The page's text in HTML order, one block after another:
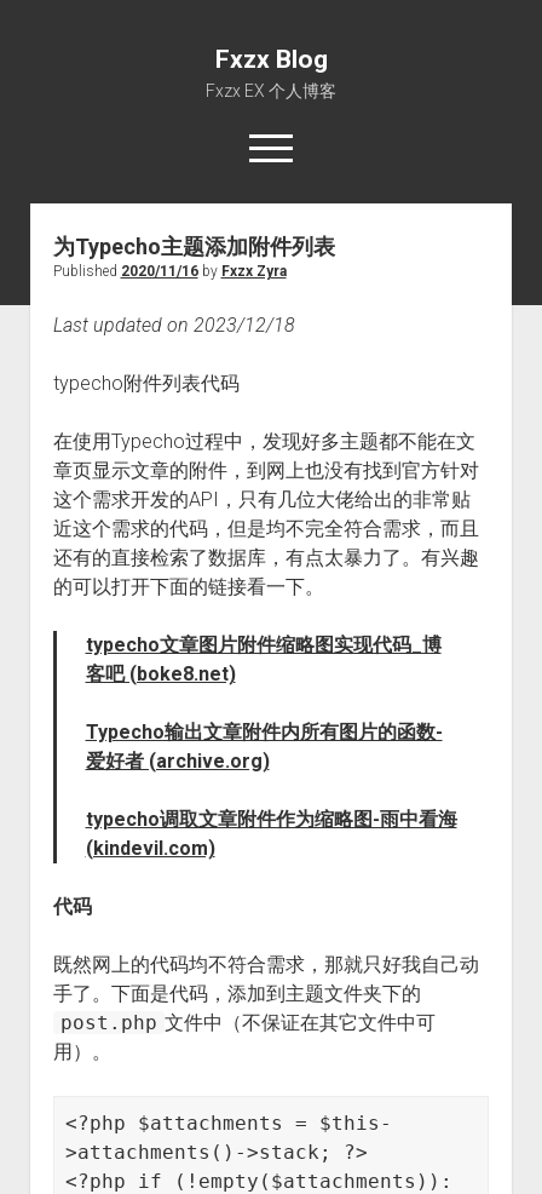
Fxzx Blog
Fxzx EX 个人博客
open
menu
rss email-form
首页
文章
为Typecho主题添加附件列表
Published 2020/11/16by Fxzx Zyra
Last updated on 2023/12/18
typecho附件列表代码
在使用Typecho过程中，发现好多主题都不能在文
章页显示文章的附件，到网上也没有找到官方针对
这个需求开发的API，只有几位大佬给出的非常贴
近这个需求的代码，但是均不完全符合需求，而且
还有的直接检索了数据库，有点太暴力了。有兴趣
的可以打开下面的链接看一下。
typecho文章图片附件缩略图实现代码_博
客吧 (boke8.net)
Typecho输出文章附件内所有图片的函数-
爱好者 (archive.org)
typecho调取文章附件作为缩略图-雨中看海
(kindevil.com)
代码
既然网上的代码均不符合需求，那就只好我自己动
手了。下面是代码，添加到主题文件夹下的
post.php 文件中（不保证在其它文件中可
用）。
<?php $attachments = $this-
>attachments()->stack; ?>
<?php if (!empty($attachments)):